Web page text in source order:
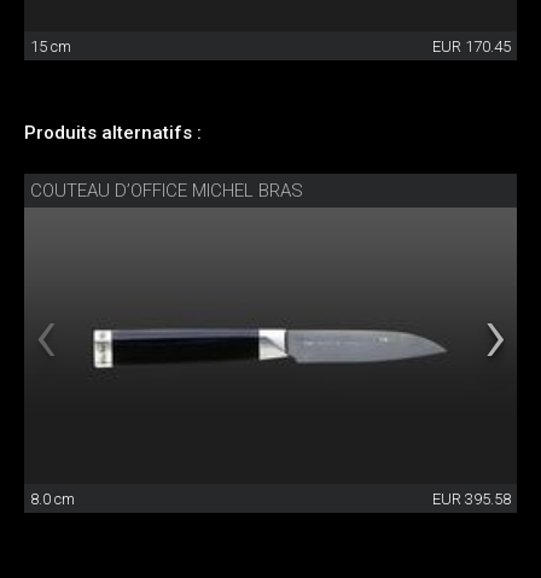
15 cm EUR 170.45
Produits alternatifs :
COUTEAU D’OFFICE MICHEL BRAS
8.0 cm EUR 395.58